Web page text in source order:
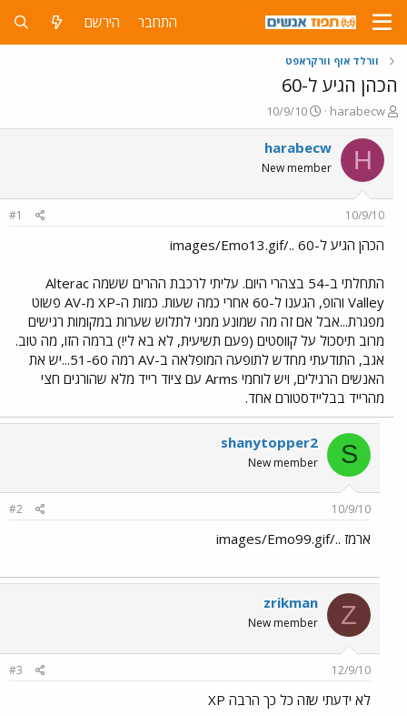
התחבר הירשם
וורלד אוף וורקראפט
הכהן הגיע ל-60
פ
ו
ת
ח
ה
ו
ש
א
harabecw
פ
ו
ר
ם
ר
10/9/10
H
harabecw
New member
10/9/10
#1
הכהן הגיע ל-60 ../images/Emo13.gif
התחלתי ב-54 בצהרי היום. עליתי לרכבת ההרים ששמה Alterac
Valley והופ, הגענו ל-60 אחרי כמה שעות. כמות ה-XP מ-AV פשוט
מפגרת...אבל אם זה מה שמונע ממני לתלוש שערות במקומות רגישים
מרוב תיסכול על קווסטים (פעם תשיעית, לא בא לי!) ברמה הזו, מה טוב.
אגב, התודעתי מחדש לתופעה המופלאה ב-AV רמה 51-60...יש את
האנשים הרגילים, ויש לוחמי Arms עם ציוד רייד מלא שהורגים חצי
מהרייד בבליידסטורם אחד.
S
shanytopper2
New member
10/9/10
#2
ארמז ../images/Emo99.gif
Z
zrikman
New member
12/9/10
#3
לא ידעתי שזה כל כך הרבה XP